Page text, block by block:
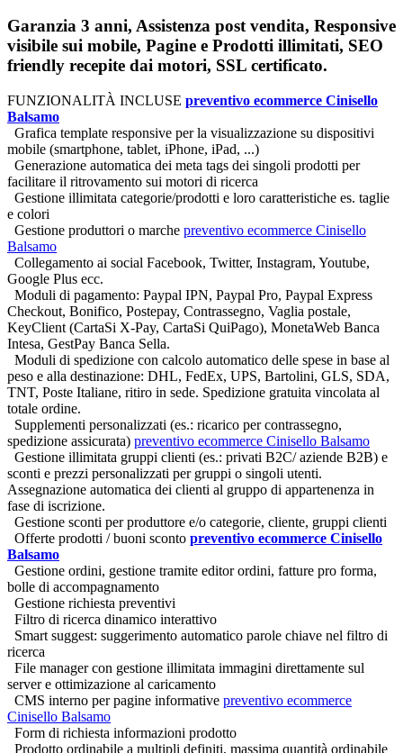
Garanzia 3 anni, Assistenza post vendita, Responsive
visibile sui mobile, Pagine e Prodotti illimitati, SEO
friendly recepite dai motori, SSL certificato.
FUNZIONALITÀ INCLUSE preventivo ecommerce Cinisello
Balsamo
Grafica template responsive per la visualizzazione su dispositivi
mobile (smartphone, tablet, iPhone, iPad, ...)
Generazione automatica dei meta tags dei singoli prodotti per
facilitare il ritrovamento sui motori di ricerca
Gestione illimitata categorie/prodotti e loro caratteristiche es. taglie
e colori
Gestione produttori o marche preventivo ecommerce Cinisello
Balsamo
Collegamento ai social Facebook, Twitter, Instagram, Youtube,
Google Plus ecc.
Moduli di pagamento: Paypal IPN, Paypal Pro, Paypal Express
Checkout, Bonifico, Postepay, Contrassegno, Vaglia postale,
KeyClient (CartaSi X-Pay, CartaSi QuiPago), MonetaWeb Banca
Intesa, GestPay Banca Sella.
Moduli di spedizione con calcolo automatico delle spese in base al
peso e alla destinazione: DHL, FedEx, UPS, Bartolini, GLS, SDA,
TNT, Poste Italiane, ritiro in sede. Spedizione gratuita vincolata al
totale ordine.
Supplementi personalizzati (es.: ricarico per contrassegno,
spedizione assicurata) preventivo ecommerce Cinisello Balsamo
Gestione illimitata gruppi clienti (es.: privati B2C/ aziende B2B) e
sconti e prezzi personalizzati per gruppi o singoli utenti.
Assegnazione automatica dei clienti al gruppo di appartenenza in
fase di iscrizione.
Gestione sconti per produttore e/o categorie, cliente, gruppi clienti
Offerte prodotti / buoni sconto preventivo ecommerce Cinisello
Balsamo
Gestione ordini, gestione tramite editor ordini, fatture pro forma,
bolle di accompagnamento
Gestione richiesta preventivi
Filtro di ricerca dinamico interattivo
Smart suggest: suggerimento automatico parole chiave nel filtro di
ricerca
File manager con gestione illimitata immagini direttamente sul
server e ottimizazione al caricamento
CMS interno per pagine informative preventivo ecommerce
Cinisello Balsamo
Form di richiesta informazioni prodotto
Prodotto ordinabile a multipli definiti, massima quantità ordinabile